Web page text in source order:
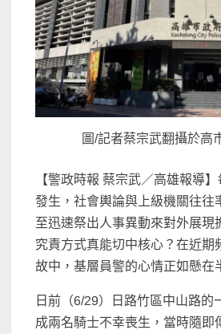
圖/記者蔡宗武翻攝於高
【警政時報 蔡宗武／高雄報導
發生，社會輿論與上級機關往往
至迅速祭出人事異動來對外展現
究責方式真能切中核心？在近期
故中，基層員警的心情正如懸在
日前（6/29）日路竹區中山路的
成兩名騎士不幸喪生，當時隨即